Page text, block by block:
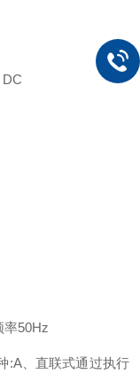
率50Hz
:A、直联式通过执行